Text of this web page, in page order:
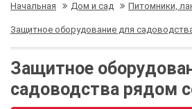
Начальная Дом и сад Питомники,
Защитное оборудование для
Защитное
садоводства рядом